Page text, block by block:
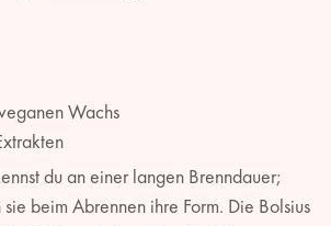
Wachs
du an einer langen Brenndauer;
beim Abrennen ihre Form. Die Bolsius